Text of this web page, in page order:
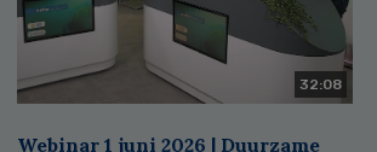
32:08
Webinar 1 juni 2026 | Duurzame